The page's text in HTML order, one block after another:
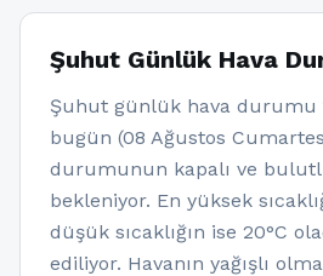
Şuhut Günlük Hava
Şuhut günlük hava durumu
bugün (08 Ağustos
durumunun kapalı ve
bekleniyor. En yüksek
düşük sıcaklığın ise 20°C
ediliyor. Havanın yağışlı